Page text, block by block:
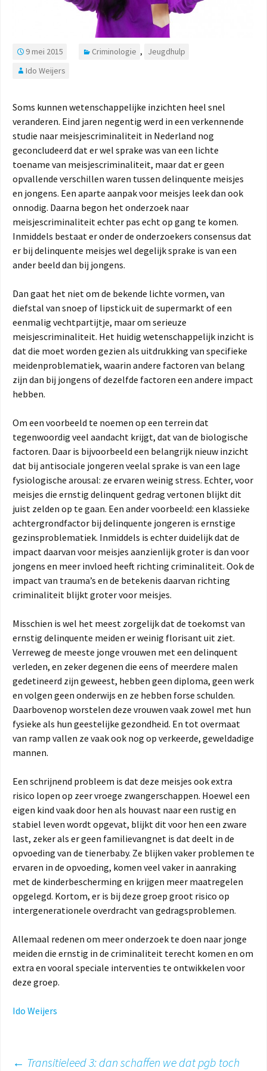
9 mei 2015 Criminologie ,
Jeugdhulp
Ido Weijers
Soms kunnen wetenschappelijke inzichten heel snel
veranderen. Eind jaren negentig werd in een verkennende
studie naar meisjescriminaliteit in Nederland nog
geconcludeerd dat er wel sprake was van een lichte
toename van meisjescriminaliteit, maar dat er geen
opvallende verschillen waren tussen delinquente meisjes
en jongens. Een aparte aanpak voor meisjes leek dan ook
onnodig. Daarna begon het onderzoek naar
meisjescriminaliteit echter pas echt op gang te komen.
Inmiddels bestaat er onder de onderzoekers consensus dat
er bij delinquente meisjes wel degelijk sprake is van een
ander beeld dan bij jongens.
Dan gaat het niet om de bekende lichte vormen, van
diefstal van snoep of lipstick uit de supermarkt of een
eenmalig vechtpartijtje, maar om serieuze
meisjescriminaliteit. Het huidig wetenschappelijk inzicht is
dat die moet worden gezien als uitdrukking van specifieke
meidenproblematiek, waarin andere factoren van belang
zijn dan bij jongens of dezelfde factoren een andere impact
hebben.
Om een voorbeeld te noemen op een terrein dat
tegenwoordig veel aandacht krijgt, dat van de biologische
factoren. Daar is bijvoorbeeld een belangrijk nieuw inzicht
dat bij antisociale jongeren veelal sprake is van een lage
fysiologische arousal: ze ervaren weinig stress. Echter, voor
meisjes die ernstig delinquent gedrag vertonen blijkt dit
juist zelden op te gaan. Een ander voorbeeld: een klassieke
achtergrondfactor bij delinquente jongeren is ernstige
gezinsproblematiek. Inmiddels is echter duidelijk dat de
impact daarvan voor meisjes aanzienlijk groter is dan voor
jongens en meer invloed heeft richting criminaliteit. Ook de
impact van trauma’s en de betekenis daarvan richting
criminaliteit blijkt groter voor meisjes.
Misschien is wel het meest zorgelijk dat de toekomst van
ernstig delinquente meiden er weinig florisant uit ziet.
Verreweg de meeste jonge vrouwen met een delinquent
verleden, en zeker degenen die eens of meerdere malen
gedetineerd zijn geweest, hebben geen diploma, geen werk
en volgen geen onderwijs en ze hebben forse schulden.
Daarbovenop worstelen deze vrouwen vaak zowel met hun
fysieke als hun geestelijke gezondheid. En tot overmaat
van ramp vallen ze vaak ook nog op verkeerde, geweldadige
mannen.
Een schrijnend probleem is dat deze meisjes ook extra
risico lopen op zeer vroege zwangerschappen. Hoewel een
eigen kind vaak door hen als houvast naar een rustig en
stabiel leven wordt opgevat, blijkt dit voor hen een zware
last, zeker als er geen familievangnet is dat deelt in de
opvoeding van de tienerbaby. Ze blijken vaker problemen te
ervaren in de opvoeding, komen veel vaker in aanraking
met de kinderbescherming en krijgen meer maatregelen
opgelegd. Kortom, er is bij deze groep groot risico op
intergenerationele overdracht van gedragsproblemen.
Allemaal redenen om meer onderzoek te doen naar jonge
meiden die ernstig in de criminaliteit terecht komen en om
extra en vooral speciale interventies te ontwikkelen voor
deze groep.
Ido Weijers
Berichtnavigatie
← Transitieleed 3: dan schaffen we dat pgb toch